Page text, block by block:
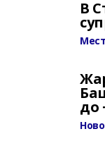
В
до